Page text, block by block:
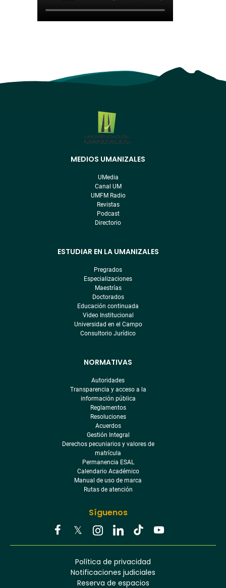
Síguenos
TwitterInstagramLinkedinTiktokYoutube
MEDIOS UMANIZALES
UMedia
Canal UM
UMFM Radio
Revistas
Podcast
Directorio
ESTUDIAR EN LA UMANIZALES
Pregrados
Especializaciones
Maestrías
Doctorados
Educación continuada
Video Institucional
Universidad en el Campo
Consultorio Jurídico
NORMATIVAS
Autoridades
Transparencia y acceso a la
información pública
Reglamentos
Resoluciones
Acuerdos
Gestión Integral
Derechos pecuniarios y valores de
matrícula
Permanencia ESAL
Calendario Académico
Manual de uso de marca
Rutas de atención
Política de privacidad
Notificaciones judiciales
Reserva de espacios